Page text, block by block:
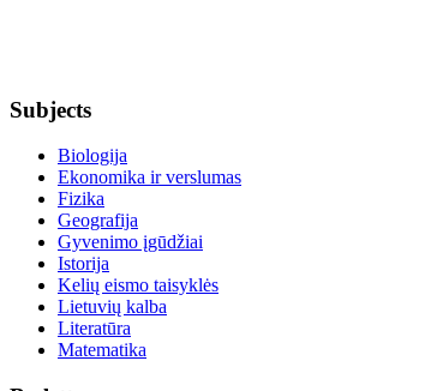
Subjects
Biologija
Ekonomika ir verslumas
Fizika
Geografija
Gyvenimo įgūdžiai
Istorija
Kelių eismo taisyklės
Lietuvių kalba
Literatūra
Matematika